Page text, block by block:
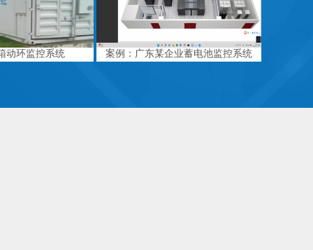
动环监控系统 案例：广东某企业蓄电池监控系统